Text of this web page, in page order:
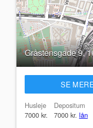
Gråstensgade 9,
SE
Husleje
7000 kr.
Depositum
7000 kr. lån